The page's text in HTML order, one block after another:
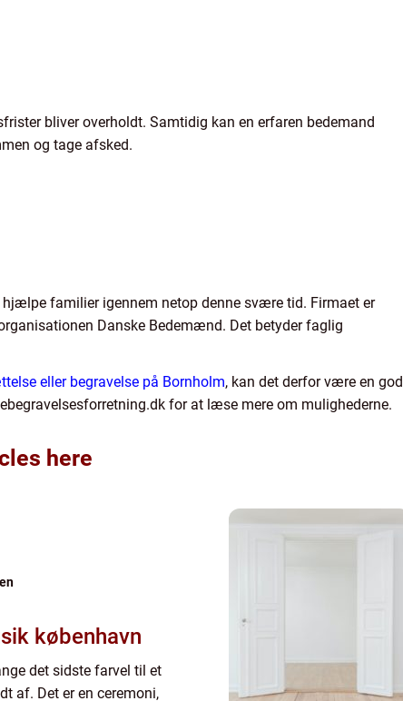
bliver overholdt. Samtidig kan en erfaren bedemand
og tage afsked.
familier igennem netop denne svære tid. Firmaet er
Danske Bedemænd. Det betyder faglig
eller begravelse på Bornholm, kan det derfor være en god
for at læse mere om mulighederne.
here
københavn
det sidste farvel til et
af. Det er en ceremoni,